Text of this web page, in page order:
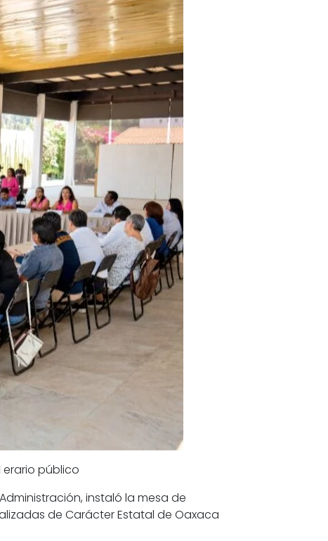
público
instaló la mesa de
de Carácter Estatal de Oaxaca